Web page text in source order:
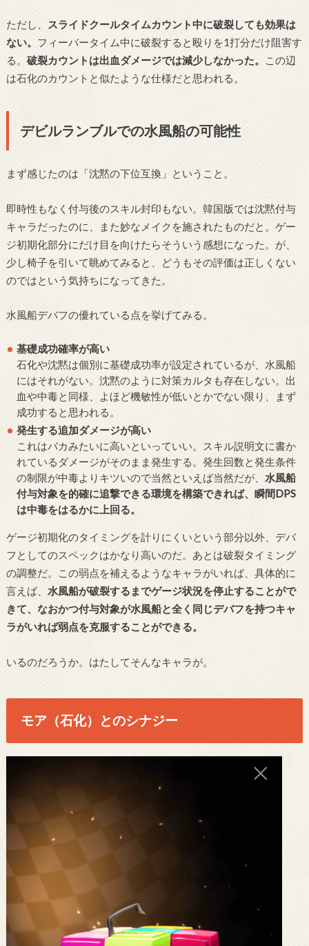
ただし、
スライドクールタイムカウント中に破裂しても効果は
ない。 フィーバータイム中に破裂すると殴りを1打分だけ阻害す
る。 破裂カウントは出血ダメージでは減少しなかった。
この辺
は石化のカウントと似たような仕様だと思われる。
デビルランブルでの水風船の可能性
まず感じたのは「沈黙の下位互換」ということ。
即時性もなく付与後のスキル封印もない。韓国版では沈黙付与
キャラだったのに、また妙なメイクを施されたものだと。ゲー
ジ初期化部分にだけ目を向けたらそういう感想になった。が、
少し椅子を引いて眺めてみると、どうもその評価は正しくない
のではという気持ちになってきた。
水風船デバフの優れている点を挙げてみる。
基礎成功確率が高い
石化や沈黙は個別に基礎成功率が設定されているが、水風船
にはそれがない。沈黙のように対策カルタも存在しない。出
血や中毒と同様、よほど機敏性が低いとかでない限り、まず
成功すると思われる。
発生する追加ダメージが高い
これはバカみたいに高いといっていい。スキル説明文に書か
れているダメージがそのまま発生する。発生回数と発生条件
の制限が中毒よりキツいので当然といえば当然だが、 水風船
付与対象を的確に追撃できる環境を構築できれば、瞬間DPS
は中毒をはるかに上回る。
ゲージ初期化のタイミングを計りにくいという部分以外、デバ
フとしてのスペックはかなり高いのだ。あとは破裂タイミング
の調整だ。この弱点を補えるようなキャラがいれば、具体的に
言えば、 水風船が破裂するまでゲージ状況を停止することがで
きて、なおかつ付与対象が水風船と全く同じデバフを持つキャ
ラがいれば弱点を克服することができる。
いるのだろうか。はたしてそんなキャラが。
モア（石化）とのシナジー